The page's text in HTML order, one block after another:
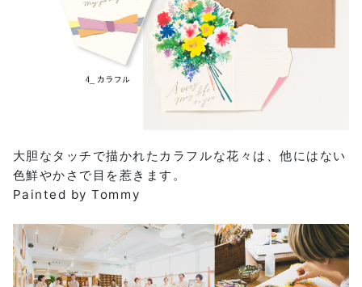
大胆なタッチで描かれたカラフルな花々は、他にはない
色鮮やかさで目を惹きます。
Painted by Tommy